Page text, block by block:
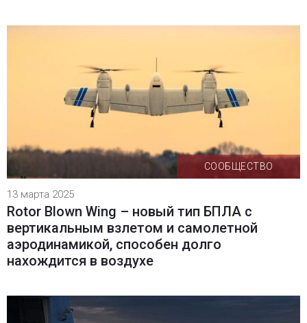
СООБЩЕСТВО
13 марта 2025
Rotor Blown Wing – новый тип БПЛА с
вертикальным взлетом и самолетной
аэродинамикой, способен долго
нахождится в воздухе